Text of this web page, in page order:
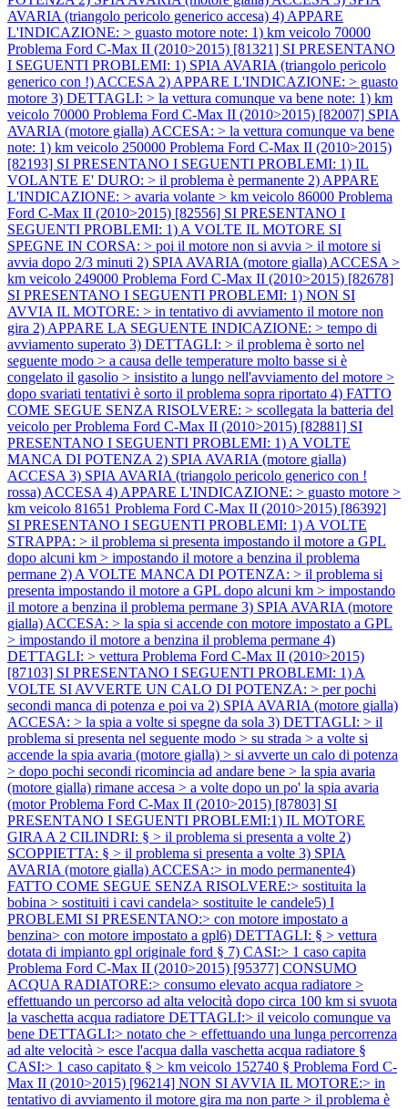
AVARIA (triangolo pericolo generico accesa) 4) APPARE
L'INDICAZIONE: > guasto motore note: 1) km veicolo 70000
Problema Ford C-Max II (2010>2015) [81321] SI PRESENTANO
I SEGUENTI PROBLEMI: 1) SPIA AVARIA (triangolo pericolo
generico con !) ACCESA 2) APPARE L'INDICAZIONE: > guasto
motore 3) DETTAGLI: > la vettura comunque va bene note: 1) km
veicolo 70000 Problema Ford C-Max II (2010>2015) [82007] SPIA
AVARIA (motore gialla) ACCESA: > la vettura comunque va bene
note: 1) km veicolo 250000 Problema Ford C-Max II (2010>2015)
[82193] SI PRESENTANO I SEGUENTI PROBLEMI: 1) IL
VOLANTE E' DURO: > il problema è permanente 2) APPARE
L'INDICAZIONE: > avaria volante > km veicolo 86000 Problema
Ford C-Max II (2010>2015) [82556] SI PRESENTANO I
SEGUENTI PROBLEMI: 1) A VOLTE IL MOTORE SI
SPEGNE IN CORSA: > poi il motore non si avvia > il motore si
avvia dopo 2/3 minuti 2) SPIA AVARIA (motore gialla) ACCESA >
km veicolo 249000 Problema Ford C-Max II (2010>2015) [82678]
SI PRESENTANO I SEGUENTI PROBLEMI: 1) NON SI
AVVIA IL MOTORE: > in tentativo di avviamento il motore non
gira 2) APPARE LA SEGUENTE INDICAZIONE: > tempo di
avviamento superato 3) DETTAGLI: > il problema è sorto nel
seguente modo > a causa delle temperature molto basse si è
congelato il gasolio > insistito a lungo nell'avviamento del motore >
dopo svariati tentativi è sorto il problema sopra riportato 4) FATTO
COME SEGUE SENZA RISOLVERE: > scollegata la batteria del
veicolo perProblema Ford C-Max II (2010>2015) [82881] SI
PRESENTANO I SEGUENTI PROBLEMI: 1) A VOLTE
MANCA DI POTENZA 2) SPIA AVARIA (motore gialla)
ACCESA 3) SPIA AVARIA (triangolo pericolo generico con !
rossa) ACCESA 4) APPARE L'INDICAZIONE: > guasto motore >
km veicolo 81651 Problema Ford C-Max II (2010>2015) [86392]
SI PRESENTANO I SEGUENTI PROBLEMI: 1) A VOLTE
STRAPPA: > il problema si presenta impostando il motore a GPL
dopo alcuni km > impostando il motore a benzina il problema
permane 2) A VOLTE MANCA DI POTENZA: > il problema si
presenta impostando il motore a GPL dopo alcuni km > impostando
il motore a benzina il problema permane 3) SPIA AVARIA (motore
gialla) ACCESA: > la spia si accende con motore impostato a GPL
> impostando il motore a benzina il problema permane 4)
DETTAGLI: > vettura Problema Ford C-Max II (2010>2015)
[87103] SI PRESENTANO I SEGUENTI PROBLEMI: 1) A
VOLTE SI AVVERTE UN CALO DI POTENZA: > per pochi
secondi manca di potenza e poi va 2) SPIA AVARIA (motore gialla)
ACCESA: > la spia a volte si spegne da sola 3) DETTAGLI: > il
problema si presenta nel seguente modo > su strada > a volte si
accende la spia avaria (motore gialla) > si avverte un calo di potenza
> dopo pochi secondi ricomincia ad andare bene > la spia avaria
(motore gialla) rimane accesa > a volte dopo un po' la spia avaria
(motorProblema Ford C-Max II (2010>2015) [87803] SI
PRESENTANO I SEGUENTI PROBLEMI:1) IL MOTORE
GIRA A 2 CILINDRI: § > il problema si presenta a volte 2)
SCOPPIETTA: § > il problema si presenta a volte 3) SPIA
AVARIA (motore gialla) ACCESA:> in modo permanente4)
FATTO COME SEGUE SENZA RISOLVERE:> sostituita la
bobina > sostituiti i cavi candela> sostituite le candele5) I
PROBLEMI SI PRESENTANO:> con motore impostato a
benzina> con motore impostato a gpl6) DETTAGLI: § > vettura
dotata di impianto gpl originale ford § 7) CASI:> 1 caso capita
Problema Ford C-Max II (2010>2015) [95377] CONSUMO
ACQUA RADIATORE:> consumo elevato acqua radiatore >
effettuando un percorso ad alta velocità dopo circa 100 km si svuota
la vaschetta acqua radiatore DETTAGLI:> il veicolo comunque va
bene DETTAGLI:> notato che > effettuando una lunga percorrenza
ad alte velocità > esce l'acqua dalla vaschetta acqua radiatore §
CASI:> 1 caso capitato § > km veicolo 152740 § Problema Ford C-
Max II (2010>2015) [96214] NON SI AVVIA IL MOTORE:> in
tentativo di avviamento il motore gira ma non parte > il problema è